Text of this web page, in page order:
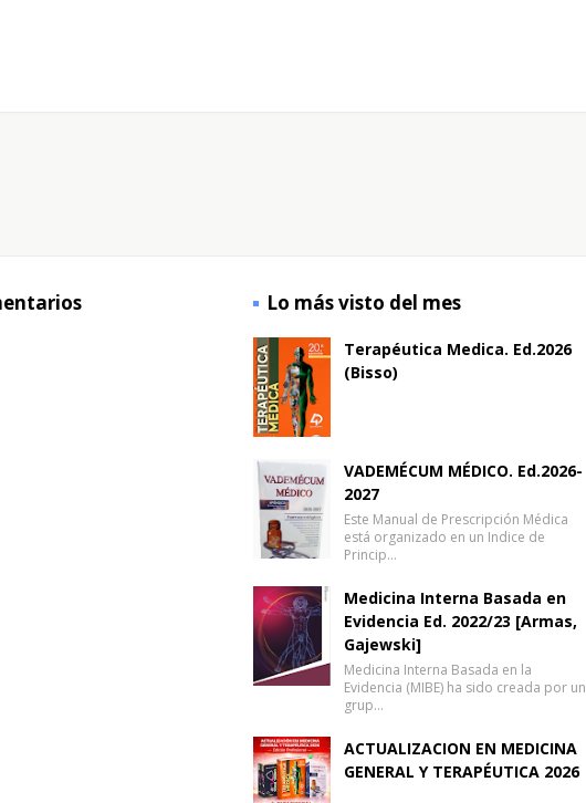
Lo más visto del mes
Terapéutica Medica. Ed.2026
(Bisso)
VADEMÉCUM MÉDICO. Ed.2026-
2027
Este Manual de Prescripción Médica
está organizado en un Indice de
Princip…
Medicina Interna Basada en
Evidencia Ed. 2022/23 [Armas,
Gajewski]
Medicina Interna Basada en la
Evidencia (MIBE) ha sido creada por un
grup…
ACTUALIZACION EN MEDICINA
GENERAL Y TERAPÉUTICA 2026